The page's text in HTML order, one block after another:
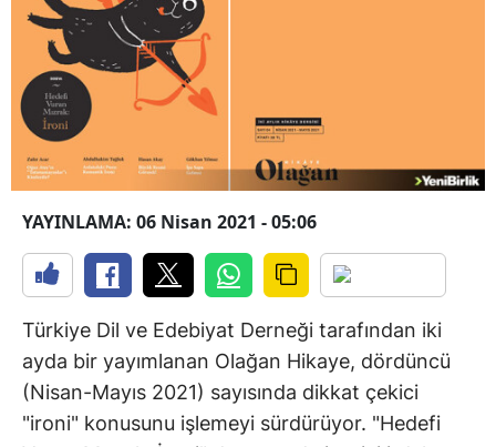
YAYINLAMA: 06 Nisan 2021 - 05:06
Türkiye Dil ve Edebiyat Derneği tarafından iki
ayda bir yayımlanan Olağan Hikaye, dördüncü
(Nisan-Mayıs 2021) sayısında dikkat çekici
"ironi" konusunu işlemeyi sürdürüyor. "Hedefi